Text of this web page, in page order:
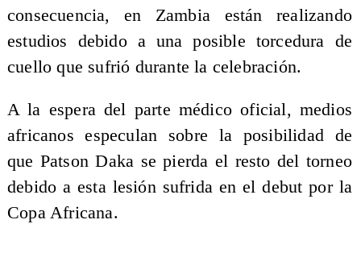
consecuencia, en Zambia están realizando
estudios debido a una posible torcedura de
cuello que sufrió durante la celebración.
A la espera del parte médico oficial, medios
africanos especulan sobre la posibilidad de
que Patson Daka se pierda el resto del torneo
debido a esta lesión sufrida en el debut por la
Copa Africana.